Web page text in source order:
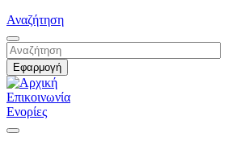
Αναζήτηση
Επικοινωνία
Ενορίες